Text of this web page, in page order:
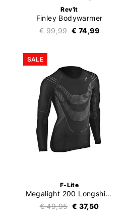
Rev'it
Finley Bodywarmer
€ 99,99 € 74,99
SALE
F-Lite
Megalight 200 Longshirt Men
€ 49,95 € 37,50